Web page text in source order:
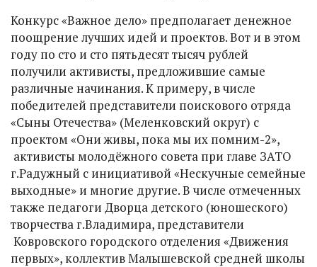
Конкурс «Важное дело» предполагает денежное
поощрение лучших идей и проектов. Вот и в этом
году по сто и сто пятьдесят тысяч рублей
получили активисты, предложившие самые
различные начинания. К примеру, в числе
победителей представители поискового отряда
«Сыны Отечества» (Меленковский округ) с
проектом «Они живы, пока мы их помним-2»,
активисты молодёжного совета при главе ЗАТО
г.Радужный с инициативой «Нескучные семейные
выходные» и многие другие. В числе отмеченных
также педагоги Дворца детского (юношеского)
творчества г.Владимира, представители
Ковровского городского отделения «Движения
первых», коллектив Малышевской средней школы